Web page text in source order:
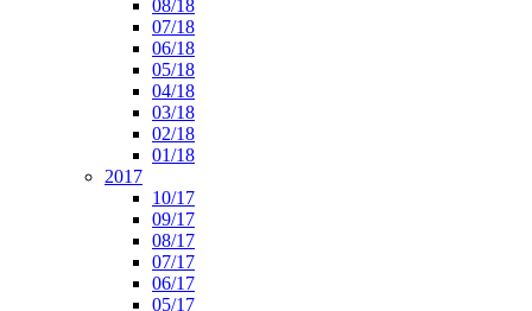
08/18
07/18
06/18
05/18
04/18
03/18
02/18
01/18
2017
10/17
09/17
08/17
07/17
06/17
05/17